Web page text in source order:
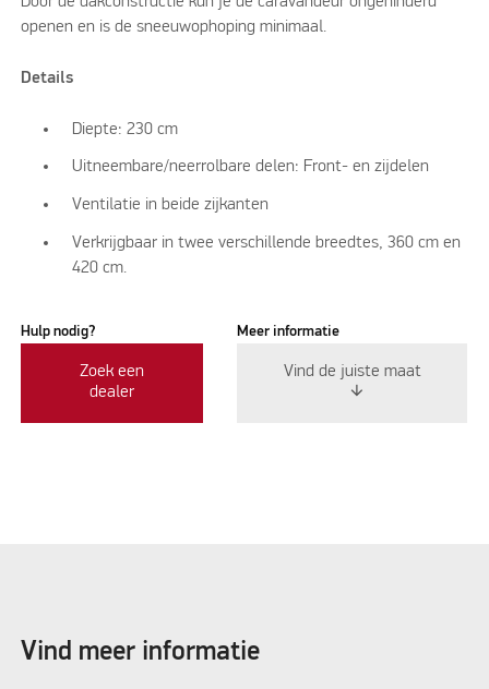
openen en is de sneeuwophoping minimaal.
Details
Diepte: 230 cm
Uitneembare/neerrolbare delen: Front- en zijdelen
Ventilatie in beide zijkanten
Verkrijgbaar in twee verschillende breedtes, 360 cm en
420 cm.
Hulp nodig?
Zoek een
dealer
Meer informatie
Vind de juiste maat
Vind meer informatie